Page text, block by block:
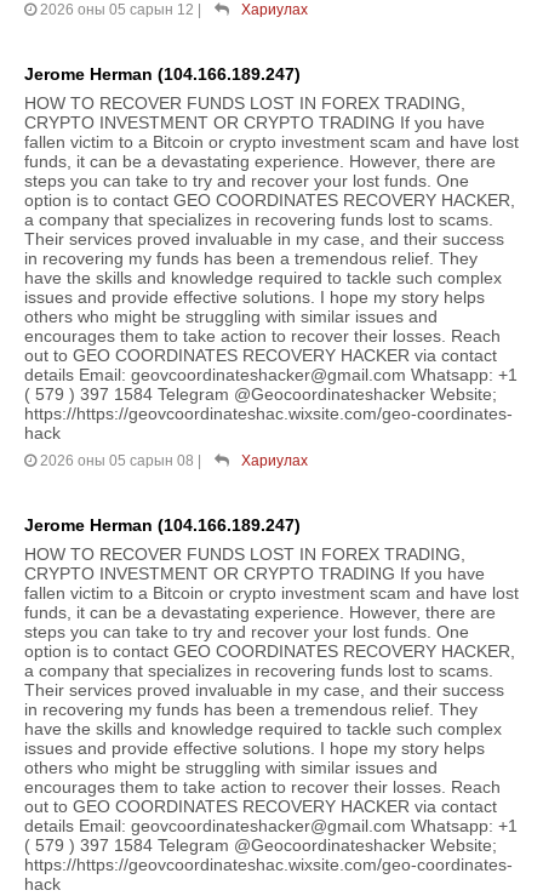
2026 оны 05 сарын 12 Хариулах
Jerome Herman (104.166.189.247)
HOW TO RECOVER FUNDS LOST IN FOREX TRADING,
CRYPTO INVESTMENT OR CRYPTO TRADING If you have
fallen victim to a Bitcoin or crypto investment scam and have lost
funds, it can be a devastating experience. However, there are
steps you can take to try and recover your lost funds. One
option is to contact GEO COORDINATES RECOVERY HACKER,
a company that specializes in recovering funds lost to scams.
Their services proved invaluable in my case, and their success
in recovering my funds has been a tremendous relief. They
have the skills and knowledge required to tackle such complex
issues and provide effective solutions. I hope my story helps
others who might be struggling with similar issues and
encourages them to take action to recover their losses. Reach
out to GEO COORDINATES RECOVERY HACKER via contact
details Email: geovcoordinateshacker@gmail.com Whatsapp: +1
( 579 ) 397 1584 Telegram @Geocoordinateshacker Website;
https://https://geovcoordinateshac.wixsite.com/geo-coordinates-
hack
2026 оны 05 сарын 08 Хариулах
Jerome Herman (104.166.189.247)
HOW TO RECOVER FUNDS LOST IN FOREX TRADING,
CRYPTO INVESTMENT OR CRYPTO TRADING If you have
fallen victim to a Bitcoin or crypto investment scam and have lost
funds, it can be a devastating experience. However, there are
steps you can take to try and recover your lost funds. One
option is to contact GEO COORDINATES RECOVERY HACKER,
a company that specializes in recovering funds lost to scams.
Their services proved invaluable in my case, and their success
in recovering my funds has been a tremendous relief. They
have the skills and knowledge required to tackle such complex
issues and provide effective solutions. I hope my story helps
others who might be struggling with similar issues and
encourages them to take action to recover their losses. Reach
out to GEO COORDINATES RECOVERY HACKER via contact
details Email: geovcoordinateshacker@gmail.com Whatsapp: +1
( 579 ) 397 1584 Telegram @Geocoordinateshacker Website;
https://https://geovcoordinateshac.wixsite.com/geo-coordinates-
hack